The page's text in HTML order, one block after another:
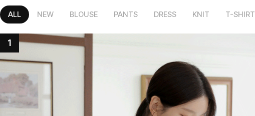
ALL NEW BLOUSE PANTS DRESS KNIT T-SHIRT